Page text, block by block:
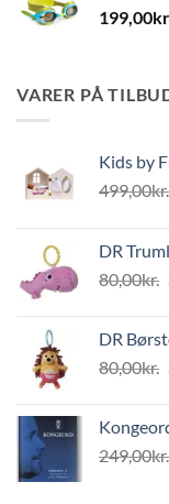
199,00
VARER PÅ
Kids by
499,00kr.
DR
80,00kr.
DR
80,00kr.
249,00kr.